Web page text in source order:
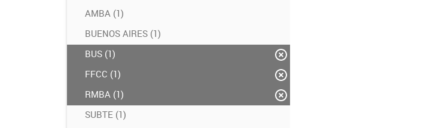
AMBA (1)
BUENOS AIRES (1)
BUS (1)
FFCC (1)
RMBA (1)
SUBTE (1)